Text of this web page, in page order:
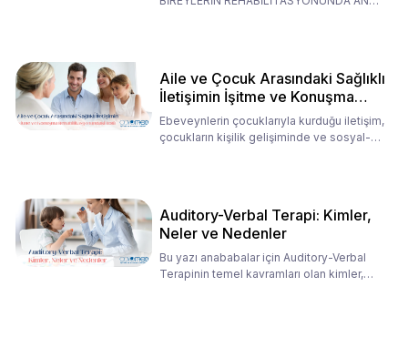
Aile ve Çocuk Arasındaki Sağlıklı
İletişimin İşitme ve Konuşma
Rehabilitasyonundaki Rolü
Ebeveynlerin çocuklarıyla kurduğu iletişim,
çocukların kişilik gelişiminde ve sosyal-
Auditory-Verbal Terapi: Kimler,
Neler ve Nedenler
Bu yazı anababalar için Auditory-Verbal
Terapinin temel kavramları olan kimler,